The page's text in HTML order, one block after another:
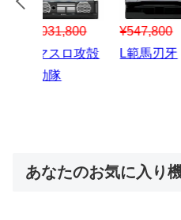
¥547,800
スマスロハナ
ビ
スマ
あなたのお気に入り